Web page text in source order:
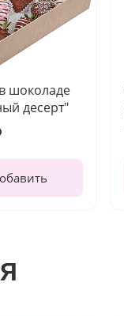
шоколаде
десерт"